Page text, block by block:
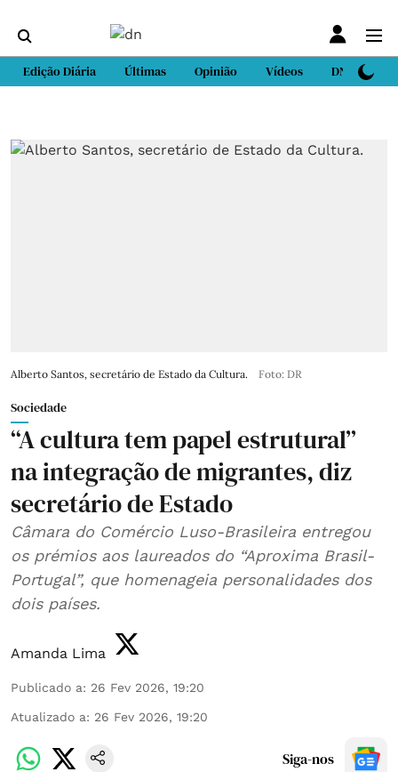
Edição Diária Últimas Opinião Vídeos DN Sport
Alberto Santos, secretário de Estado da Cultura. Foto: DR
Sociedade
“A cultura tem papel estrutural”
na integração de migrantes, diz
secretário de Estado
Câmara do Comércio Luso-Brasileira entregou
os prémios aos laureados do “Aproxima Brasil-
Portugal”, que homenageia personalidades dos
dois países.
Amanda Lima
Publicado a: 26 Fev 2026, 19:20
Atualizado a: 26 Fev 2026, 19:20
Siga-nos